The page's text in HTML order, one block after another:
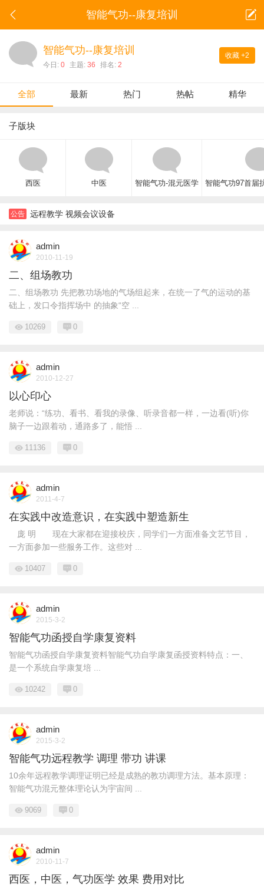
智能气功--康复培训
收藏 +2
智能气功--康复培训
今日: 0 主题: 36 排名: 2
全部 最新 热门 热帖 精华
子版块
西医 中医 智能气功-混元医学 智能气功97首届
公告 远程教学 视频会议设备
admin
2010-11-19
二、组场教功
二、组场教功 先把教功场地的气场组起来，在统一了气的运动的基
础上，发口令指挥场中 的抽象“空 ...
10269 0
admin
2010-12-27
以心印心
老师说：“练功、看书、看我的录像、听录音都一样，一边看(听)你
脑子一边跟着动，通路多了，能悟 ...
11136 0
admin
2011-4-7
在实践中改造意识，在实践中塑造新生
庞 明 现在大家都在迎接校庆，同学们一方面准备文艺节目，
一方面参加一些服务工作。这些对 ...
10407 0
admin
2015-3-2
智能气功函授自学康复资料
智能气功函授自学康复资料智能气功自学康复函授资料特点：一、
是一个系统自学康复培 ...
10242 0
admin
2015-3-2
智能气功远程教学 调理 带功 讲课
10余年远程教学调理证明已经是成熟的教功调理方法。基本原理：
智能气功混元整体理论认为宇宙间 ...
9069 0
admin
2010-11-7
西医，中医，气功医学 效果 费用对比